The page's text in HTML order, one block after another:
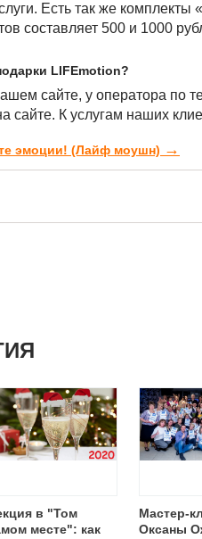
Есть так же
составляет 500 и 1000
LIFEmotion?
сайте, у оператора по
сайте. К услугам наших
эмоции! (Лайф моушн) →
в "Том
месте": как
Мастер-
Оксаны